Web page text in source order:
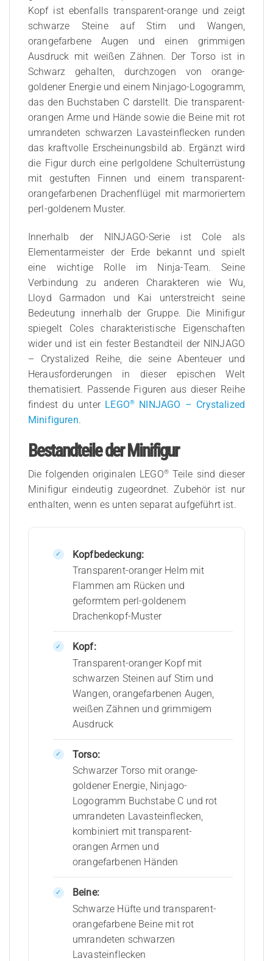
Kopf ist ebenfalls transparent-orange und zeigt
schwarze Steine auf Stirn und Wangen,
orangefarbene Augen und einen grimmigen
Ausdruck mit weißen Zähnen. Der Torso ist in
Schwarz gehalten, durchzogen von orange-
goldener Energie und einem Ninjago-Logogramm,
das den Buchstaben C darstellt. Die transparent-
orangen Arme und Hände sowie die Beine mit rot
umrandeten schwarzen Lavasteinflecken runden
das kraftvolle Erscheinungsbild ab. Ergänzt wird
die Figur durch eine perlgoldene Schulterrüstung
mit gestuften Finnen und einem transparent-
orangefarbenen Drachenflügel mit marmoriertem
perl-goldenem Muster.
Innerhalb der NINJAGO-Serie ist Cole als
Elementarmeister der Erde bekannt und spielt
eine wichtige Rolle im Ninja-Team. Seine
Verbindung zu anderen Charakteren wie Wu,
Lloyd Garmadon und Kai unterstreicht seine
Bedeutung innerhalb der Gruppe. Die Minifigur
spiegelt Coles charakteristische Eigenschaften
wider und ist ein fester Bestandteil der NINJAGO
– Crystalized Reihe, die seine Abenteuer und
Herausforderungen in dieser epischen Welt
thematisiert. Passende Figuren aus dieser Reihe
findest du unter LEGO®
NINJAGO – Crystalized
Minifiguren.
Bestandteile der Minifigur
Die folgenden originalen LEGO®Teile sind dieser
Minifigur eindeutig zugeordnet. Zubehör ist nur
enthalten, wenn es unten separat aufgeführt ist.
Kopfbedeckung:
Transparent-oranger Helm mit
Flammen am Rücken und
geformtem perl-goldenem
Drachenkopf-Muster
Kopf:
Transparent-oranger Kopf mit
schwarzen Steinen auf Stirn und
Wangen, orangefarbenen Augen,
weißen Zähnen und grimmigem
Ausdruck
Torso:
Schwarzer Torso mit orange-
goldener Energie, Ninjago-
Logogramm Buchstabe C und rot
umrandeten Lavasteinflecken,
kombiniert mit transparent-
orangen Armen und
orangefarbenen Händen
Beine:
Schwarze Hüfte und transparent-
orangefarbene Beine mit rot
umrandeten schwarzen
Lavasteinflecken